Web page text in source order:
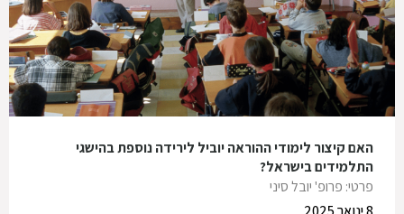
האם קיצור לימודי ההוראה יוביל לירידה נוספת בהישגי
התלמידים בישראל?
פרטי: פרופ' יובל סיני